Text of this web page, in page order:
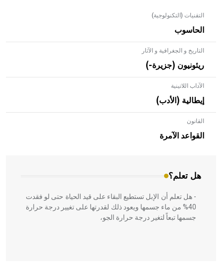
التقنيات (التكنولوجية)
الحاسوب
التاريخ و الجغرافية و الآثار
ريئونيون (جزيرة-)
الآداب اللاتينية
إيطالية (الأدب)
القانون
القواعد الآمرة
هل تعلم؟
- هل تعلم أن الأبلق نوع من الفنون الهندسية التي ارتبطت
بالعمارة الإسلامية في بلاد الشام ومصر خاصة، حيث يحرص
المعمار على بناء مداميكه وخاصة في الواجهات
- هل تعلم أن الإبل تستطيع البقاء على قيد الحياة حتى لو فقدت
40% من ماء جسمها ويعود ذلك لقدرتها على تغيير درجة حرارة
جسمها تبعاً لتغير درجة حرارة الجو،